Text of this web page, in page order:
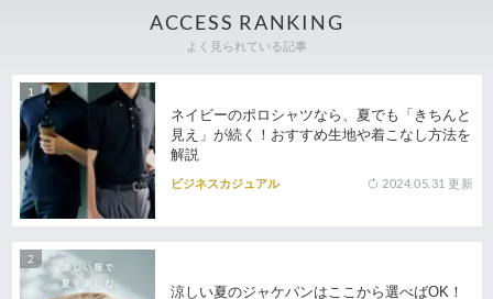
ACCESS RANKING
よく見られている記事
ネイビーのポロシャツなら、夏でも「きちんと
見え」が続く！おすすめ生地や着こなし方法を
解説
ビジネスカジュアル 2024.05.31 更新
涼しい夏のジャケパンはここから選べばOK！